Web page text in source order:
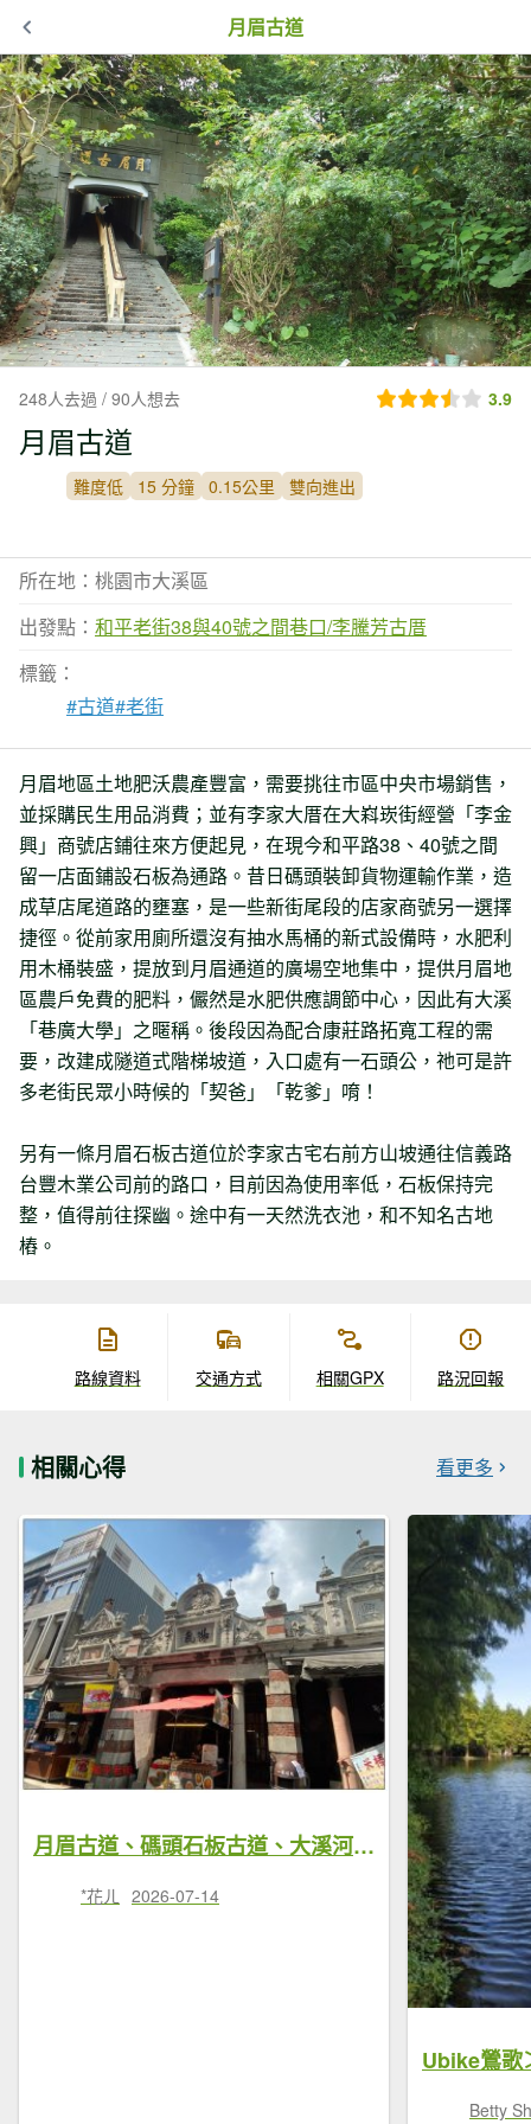
月眉古道
248人去過 / 90人想去 3.9
月眉古道
難度低 15 分鐘 0.15公里 雙向進出
所在地：桃園市大溪區
出發點： 和平老街38與40號之間巷口/李騰芳古厝
標籤：
#古道#老街
月眉地區土地肥沃農產豐富，需要挑往市區中央市場銷售，
並採購民生用品消費；並有李家大厝在大嵙崁街經營「李金
興」商號店鋪往來方便起見，在現今和平路38、40號之間
留一店面鋪設石板為通路。昔日碼頭裝卸貨物運輸作業，造
成草店尾道路的壅塞，是一些新街尾段的店家商號另一選擇
捷徑。從前家用廁所還沒有抽水馬桶的新式設備時，水肥利
用木桶裝盛，提放到月眉通道的廣場空地集中，提供月眉地
區農戶免費的肥料，儼然是水肥供應調節中心，因此有大溪
「巷廣大學」之暱稱。後段因為配合康莊路拓寬工程的需
要，改建成隧道式階梯坡道，入口處有一石頭公，祂可是許
多老街民眾小時候的「契爸」「乾爹」唷！
另有一條月眉石板古道位於李家古宅右前方山坡通往信義路
台豐木業公司前的路口，目前因為使用率低，石板保持完
整，值得前往探幽。途中有一天然洗衣池，和不知名古地
樁。
路線資料 交通方式 相關GPX 路況回報
相關心得 看更多
月眉古道、碼頭石板古道、大溪河濱步道 O型一圈
*花ㄦ 2026-07-14
Betty